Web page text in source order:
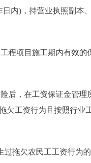
内)，持营业执照副本、
程项目施工期内有效的
后，在工资保证金管理
欠工资行为且按照行业
拖欠农民工工资行为的